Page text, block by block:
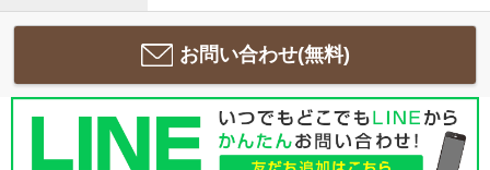
お問い合わせ(無料)